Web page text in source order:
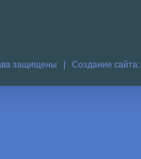
защищены | Создание сайта: